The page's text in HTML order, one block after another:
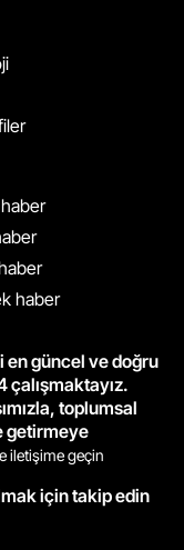
haber
haber
güncel ve doğru
toplumsal
getirmeye
iletişime geçin
için takip edin